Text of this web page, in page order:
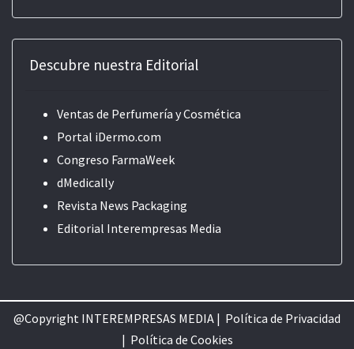
Descubre nuestra Editorial
Ventas de Perfumería y Cosmética
Portal iDermo.com
Congreso FarmaWeek
dMedically
Revista News Packaging
Editorial Interempresas Media
@Copyright INTEREMPRESAS MEDIA | Política de Privacidad
| Política de Cookies